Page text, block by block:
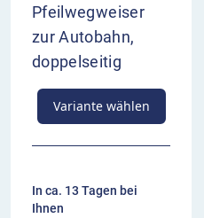
Pfeilwegweiser
zur Autobahn,
doppelseitig
Variante wählen
In ca. 13 Tagen bei
Ihnen